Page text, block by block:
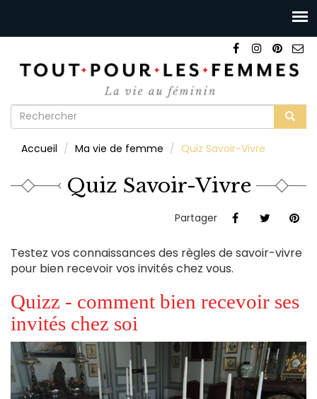
Formulaire
recherche
Accueil Ma vie de femme Quiz Savoir-Vivre
Quiz Savoir-Vivre
Partager
Testez vos connaissances des règles de savoir-vivre
pour bien recevoir vos invités chez vous.
Quizz - comment bien recevoir ses
invités chez soi